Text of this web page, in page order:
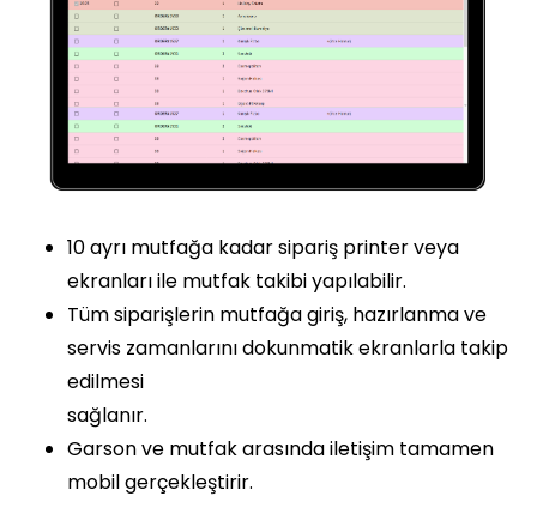
10 ayrı mutfağa kadar sipariş printer veya
ekranları ile mutfak takibi yapılabilir.
Tüm siparişlerin mutfağa giriş, hazırlanma ve
servis zamanlarını dokunmatik ekranlarla takip
edilmesi
sağlanır.
Garson ve mutfak arasında iletişim tamamen
mobil gerçekleştirir.